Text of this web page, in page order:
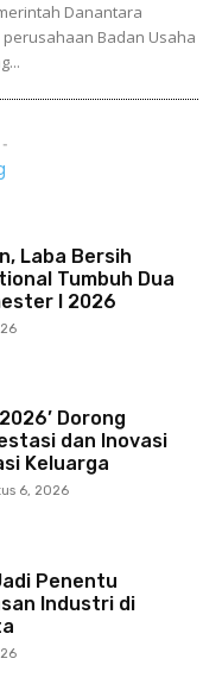
Danantara
Badan Usaha
-
Laba Bersih
Tumbuh Dua
I 2026
Dorong
dan Inovasi
Keluarga
6, 2026
Penentu
Industri di